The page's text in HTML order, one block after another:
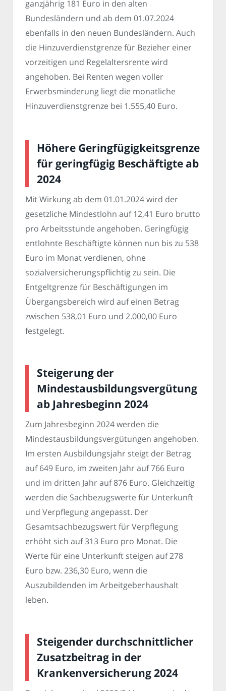
ganzjährig 181 Euro in den alten
Bundesländern und ab dem 01.07.2024
ebenfalls in den neuen Bundesländern. Auch
die Hinzuverdienstgrenze für Bezieher einer
vorzeitigen und Regelaltersrente wird
angehoben. Bei Renten wegen voller
Erwerbsminderung liegt die monatliche
Hinzuverdienstgrenze bei 1.555,40 Euro.
Höhere Geringfügigkeitsgrenze
für geringfügig Beschäftigte ab
2024
Mit Wirkung ab dem 01.01.2024 wird der
gesetzliche Mindestlohn auf 12,41 Euro brutto
pro Arbeitsstunde angehoben. Geringfügig
entlohnte Beschäftigte können nun bis zu 538
Euro im Monat verdienen, ohne
sozialversicherungspflichtig zu sein. Die
Entgeltgrenze für Beschäftigungen im
Übergangsbereich wird auf einen Betrag
zwischen 538,01 Euro und 2.000,00 Euro
festgelegt.
Steigerung der
Mindestausbildungsvergütung
ab Jahresbeginn 2024
Zum Jahresbeginn 2024 werden die
Mindestausbildungsvergütungen angehoben.
Im ersten Ausbildungsjahr steigt der Betrag
auf 649 Euro, im zweiten Jahr auf 766 Euro
und im dritten Jahr auf 876 Euro. Gleichzeitig
werden die Sachbezugswerte für Unterkunft
und Verpflegung angepasst. Der
Gesamtsachbezugswert für Verpflegung
erhöht sich auf 313 Euro pro Monat. Die
Werte für eine Unterkunft steigen auf 278
Euro bzw. 236,30 Euro, wenn die
Auszubildenden im Arbeitgeberhaushalt
leben.
Steigender durchschnittlicher
Zusatzbeitrag in der
Krankenversicherung 2024